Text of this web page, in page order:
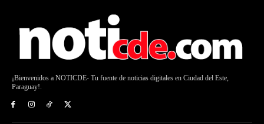
¡Bienvenidos a NOTICDE- Tu fuente de noticias digitales en Ciudad del Este,
Paraguay!.